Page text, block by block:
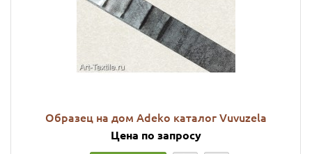
Образец на дом Adeko каталог Vuvuzela
Цена по запросу